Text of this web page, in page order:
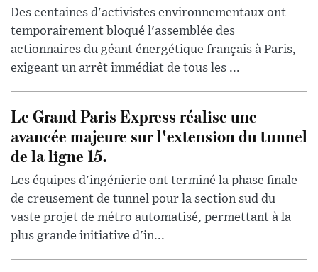
Des centaines d'activistes environnementaux ont
temporairement bloqué l'assemblée des
actionnaires du géant énergétique français à Paris,
exigeant un arrêt immédiat de tous les ...
Le Grand Paris Express réalise une
avancée majeure sur l'extension du tunnel
de la ligne 15.
Les équipes d'ingénierie ont terminé la phase finale
de creusement de tunnel pour la section sud du
vaste projet de métro automatisé, permettant à la
plus grande initiative d'in...